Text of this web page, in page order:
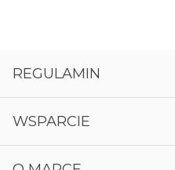
REGULAMIN
WSPARCIE